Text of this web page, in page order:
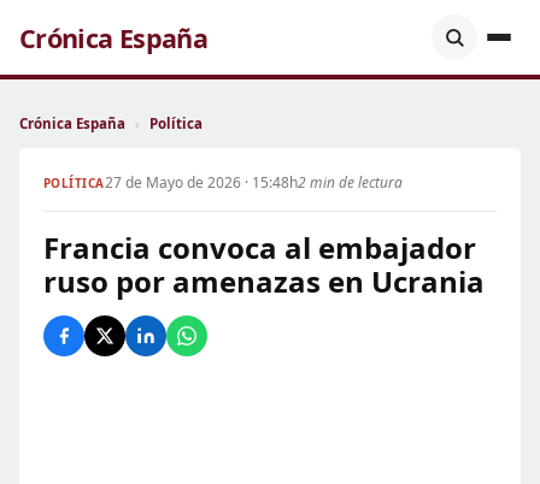
Crónica España
Crónica España › Política
POLÍTICA27 de Mayo de 2026 · 15:48h2 min de lectura
Francia convoca al embajador
ruso por amenazas en Ucrania